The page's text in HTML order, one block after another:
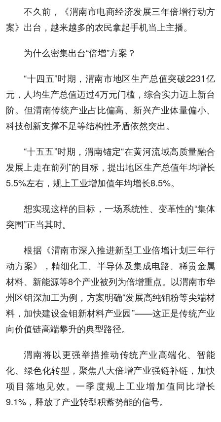
不久前，《渭南市电商经济发展三年倍增行动方
案》出台，越来越多的农民拿起手机当上主播。
为什么密集出台“倍增”方案？
“十四五”时期，渭南市地区生产总值突破2231亿
元，人均生产总值迈过4万元门槛，综合实力迈上新台
阶。但渭南传统产业占比偏高、新兴产业体量偏小、
科技创新支撑不足等结构性矛盾依然突出。
“十五五”时期，渭南锚定“在黄河流域高质量融合
发展上走在前列”的目标，提出地区生产总值年均增长
5.5%左右，规上工业增加值年均增长8.5%。
想实现这样的目标，一场系统性、变革性的“集体
突围”正当其时。
根据《渭南市深入推进新型工业倍增计划三年行
动方案》，精细化工、半导体及集成电路、稀贵金属
材料、新能源等8个产业被列为倍增重点。以渭南市华
州区钼深加工为例，方案明确“发展高纯钼粉等尖端材
料，加快建设金钼新材料产业园”——这正是传统产业
向价值链高端攀升的典型路径。
渭南将以更强举措推动传统产业高端化、智能
化、绿色化转型，聚焦八大倍增产业强链补链，加快
项目落地见效。一季度规上工业增加值同比增长
9.1%，释放了产业转型积蓄势能的信号。